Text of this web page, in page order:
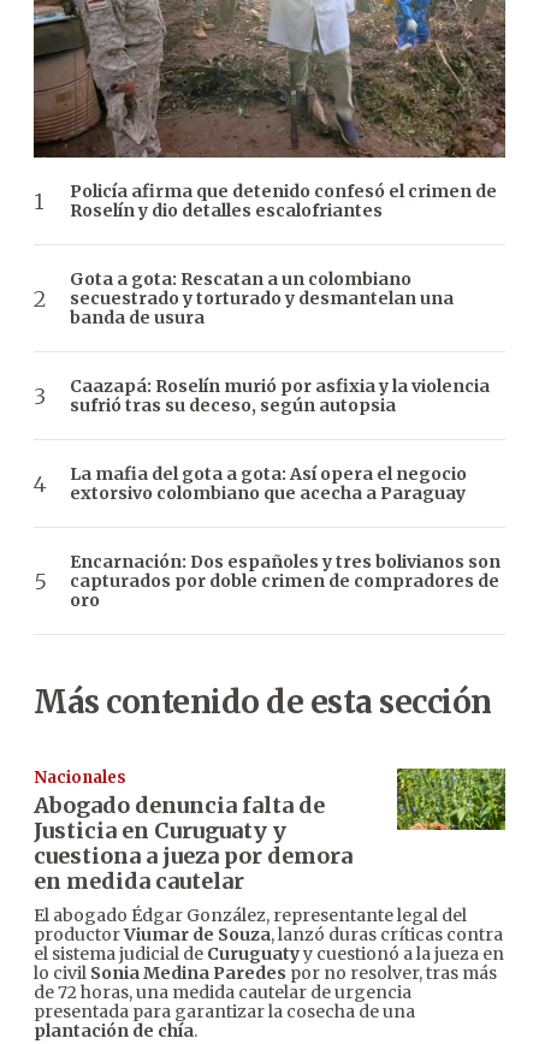
Policía afirma que detenido confesó el crimen de
Roselín y dio detalles escalofriantes
Gota a gota: Rescatan a un colombiano
secuestrado y torturado y desmantelan una
banda de usura
Caazapá: Roselín murió por asfixia y la violencia
sufrió tras su deceso, según autopsia
La mafia del gota a gota: Así opera el negocio
extorsivo colombiano que acecha a Paraguay
Encarnación: Dos españoles y tres bolivianos son
capturados por doble crimen de compradores de
oro
Más contenido de esta sección
Nacionales
Abogado denuncia falta de
Justicia en Curuguaty y
cuestiona a jueza por demora
en medida cautelar
El abogado Édgar González, representante legal del
productorViumar de Souza, lanzó duras críticas contra
el sistema judicial de Curuguatyy cuestionó a la jueza en
lo civil Sonia Medina Paredes por no resolver, tras más
de 72 horas, una medida cautelar de urgencia
presentada para garantizar la cosecha de una
plantación de chía.